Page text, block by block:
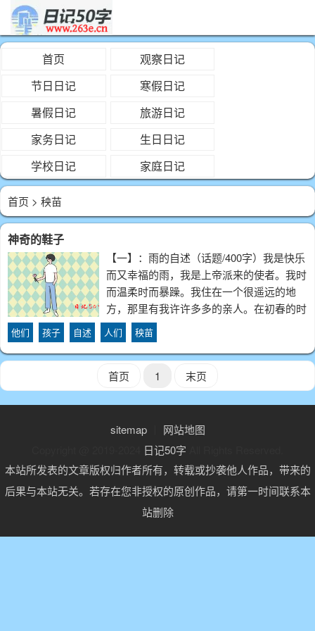
首页
观察日记
节日日记
寒假日记
暑假日记
旅游日记
家务日记
生日日记
学校日记
家庭日记
首页 > 秧苗
神奇的鞋子
【一】：雨的自述（话题/400字）我是快乐
而又幸福的雨，我是上帝派来的使者。我时
而温柔时而暴躁。我住在一个很遥远的地
方，那里有我许许多多的亲人。在初春的时
候，我很温柔；用淅淅沥沥的小雨洗净尘
垢，我落在了一朵野花上，野花高兴得笑了
起来。之后，我又落在了柳叶姐姐的头发
上，为
他们 孩子 自述 人们 秧苗
首页 1 末页
sitemap丨 网站地图
日记50字
本站所发表的文章版权归作者所有，转载或抄袭他人作品，带来的
后果与本站无关。若存在您非授权的原创作品，请第一时间联系本
站删除